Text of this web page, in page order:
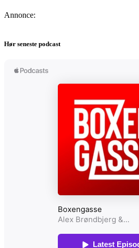
Annonce:
Hør seneste podcast